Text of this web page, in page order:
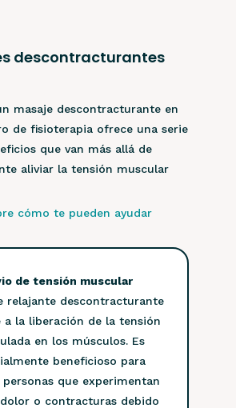
descontracturantes
masaje descontracturante en
de fisioterapia ofrece una serie
que van más allá de
aliviar la tensión muscular
cómo te pueden ayudar
de tensión muscular
relajante descontracturante
a la liberación de la tensión
en los músculos. Es
beneficioso para
personas que experimentan
o contracturas debido